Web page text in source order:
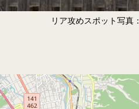
リア攻めスポット写真：